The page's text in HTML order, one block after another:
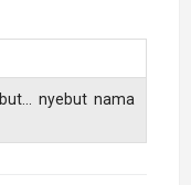
nyebut nama